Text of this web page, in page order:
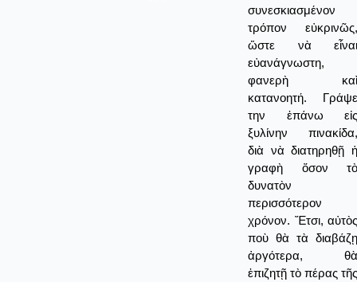
συνεσκιασμένον
τρόπον εὐκρινῶς,
ὥστε νὰ εἶναι
εὐανάγνωστη,
φανερὴ καὶ
κατανοητή. Γράψε
την ἐπάνω εἰς
ξυλίνην πινακίδα,
διὰ νὰ διατηρηθῇ ἡ
γραφὴ ὅσον τὸ
δυνατὸν
περισσότερον
χρόνον. Ἔτσι, αὐτὸς
ποὺ θὰ τὰ διαβάζῃ
ἀργότερα, θὰ
ἐπιζητῇ τὸ πέρας τῆς